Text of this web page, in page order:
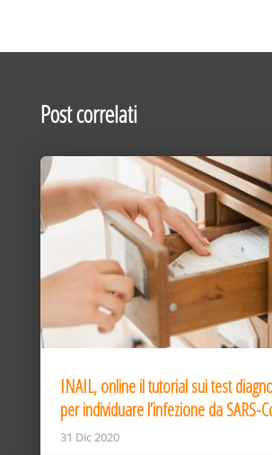
Post correlati
INAIL, online il tutorial sui test
per individuare l’infezione da SARS-
31 Dic 2020